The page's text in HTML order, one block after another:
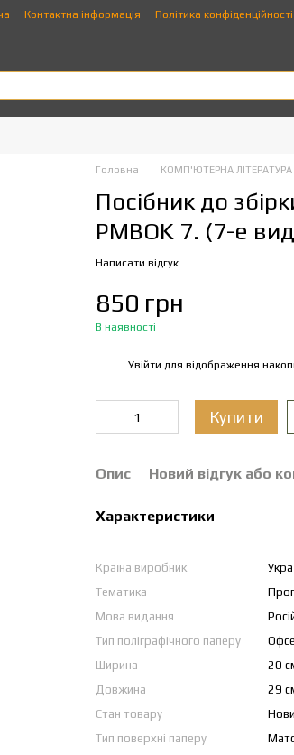
Контактна інформація Політика конфіденційності
Головна КОМП'ЮТЕРНА ЛІТЕРАТУРА
Посібник до
PMBOK 7. (7-е
Написати відгук
850 грн
В наявності
Увійти для відображення
Купити
Опис Новий відгук або
Характеристики
Країна виробник
Тематика
Мова видання
Тип поліграфічного паперу
Ширина
20
Довжина
29
Стан товару
Тип поверхні паперу